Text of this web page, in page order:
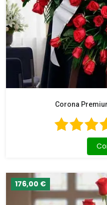
Corona
176,00 €